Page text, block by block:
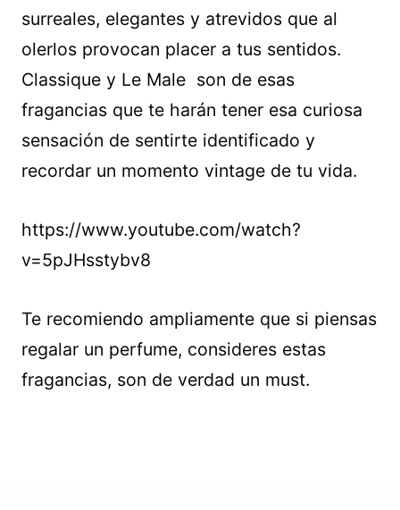
surreales, elegantes y atrevidos que al
olerlos provocan placer a tus sentidos.
Classique y Le Male son de esas
fragancias que te harán tener esa curiosa
sensación de sentirte identificado y
recordar un momento vintage de tu vida.
https://www.youtube.com/watch?
v=5pJHsstybv8
Te recomiendo ampliamente que si piensas
regalar un perfume, consideres estas
fragancias, son de verdad un must.